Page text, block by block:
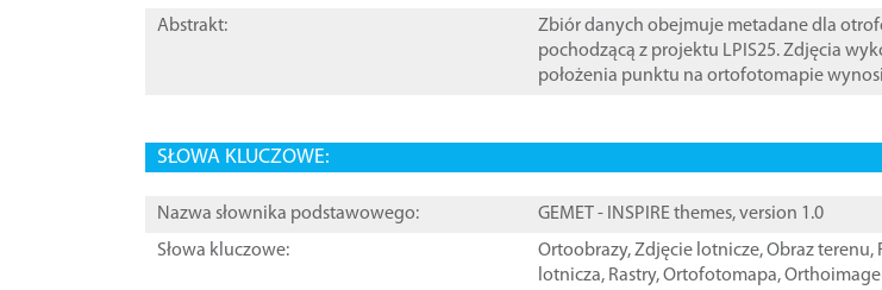
Abstrakt:
Zbiór danych obejmuje metadane dla
pochodzącą z projektu LPIS25. Zdjęcia
położenia punktu na ortofotomapie
SŁOWA KLUCZOWE:
Nazwa słownika podstawowego:
GEMET - INSPIRE themes, version 1.0
Słowa kluczowe:
Ortoobrazy,Zdjęcie lotnicze,Obraz terenu,
lotnicza, Rastry,Ortofotomapa,